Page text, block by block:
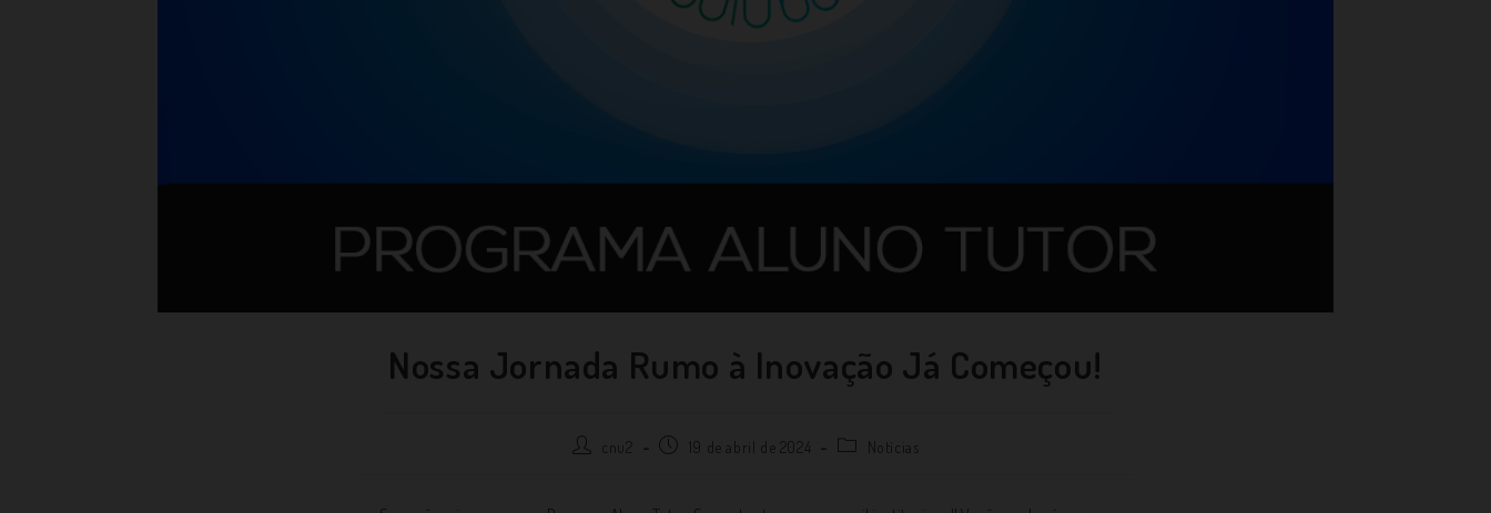
Nossa Jornada Rumo à Inovação Já Começou!
cnu2 19 de abril de 2024 Notícias